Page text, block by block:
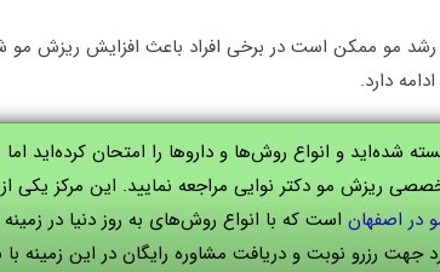
رشد مو ممکن است در برخی افراد باعث افزایش ریزش مو
شده‌اید و انواع روش‌ها و داروها را امتحان کرده‌اید اما
ریزش مو دکتر نوایی مراجعه نمایید. این مرکز
در اصفهان است که با انواع روش‌های به روز دنیا در
جهت رزرو نوبت و دریافت مشاوره رایگان در این زمینه با